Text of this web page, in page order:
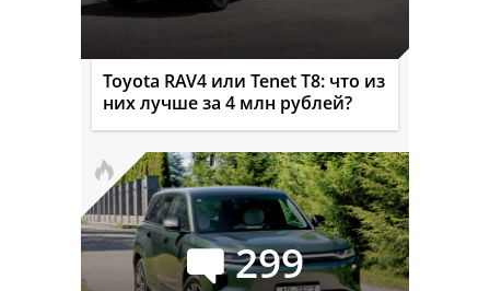
Toyota RAV4 или Tenet T8: что из
них лучше за 4 млн рублей?
299